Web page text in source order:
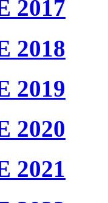
2017
2018
2019
2020
2021